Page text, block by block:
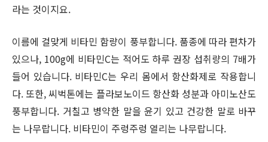
라는 것이지요.
이름에 걸맞게 비타민 함량이 풍부합니다. 품종에 따라 편차가
있으나, 100g에 비타민C는 적어도 하루 권장 섭취량의 7배가
들어 있습니다. 비타민C는 우리 몸에서 항산화제로 작용합니
다. 또한, 씨벅톤에는 플라보노이드 항산화 성분과 아미노산도
풍부합니다. 거칠고 병약한 말을 윤기 있고 건강한 말로 바꾸
는 나무랍니다. 비타민이 주렁주렁 열리는 나무랍니다.